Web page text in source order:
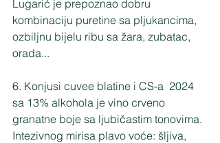
Lugarić je prepoznao dobru
kombinaciju puretine sa pljukancima,
ozbiljnu bijelu ribu sa žara, zubatac,
orada...
6. Konjusi cuvee blatine i CS-a  2024
sa 13% alkohola je vino crveno
granatne boje sa ljubičastim tonovima.
Intezivnog mirisa plavo voće: šljiva,